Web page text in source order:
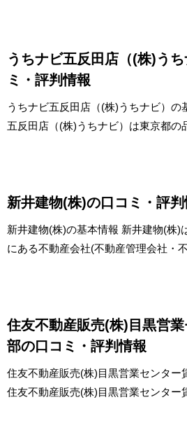
うちナビ五反田店（(株)う
ミ・評判情報
うちナビ五反田店（(株)うちナビ）の
五反田店（(株)うちナビ）は東京都の
新井建物(株)の口コミ・評
新井建物(株)の基本情報 新井建物(株)
にある不動産会社(不動産管理会社・
住友不動産販売(株)目黒営
部の口コミ・評判情報
住友不動産販売(株)目黒営業センター
住友不動産販売(株)目黒営業センター